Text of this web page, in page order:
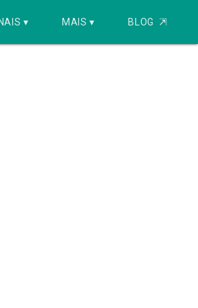
▾ MAIS ▾ BLOG ⇱